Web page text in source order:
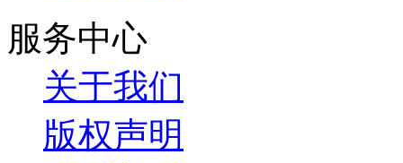
服务中心
关于我们
版权声明